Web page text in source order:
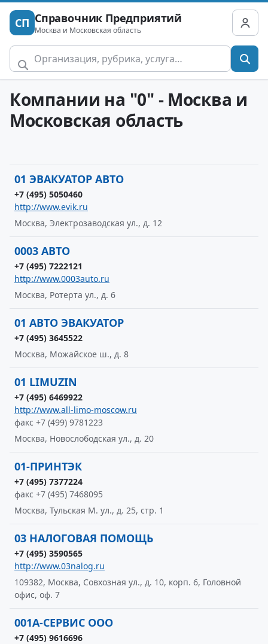
СП Справочник Предприятий
Москва и Московская область
Компании на "0" - Москва и
Московская область
01 ЭВАКУАТОР АВТО
+7 (495) 5050460
http://www.evik.ru
Москва, Электрозаводская ул., д. 12
0003 АВТО
+7 (495) 7222121
http://www.0003auto.ru
Москва, Ротерта ул., д. 6
01 АВТО ЭВАКУАТОР
+7 (495) 3645522
Москва, Можайское ш., д. 8
01 LIMUZIN
+7 (495) 6469922
http://www.all-limo-moscow.ru
факс +7 (499) 9781223
Москва, Новослободская ул., д. 20
01-ПРИНТЭК
+7 (495) 7377224
факс +7 (495) 7468095
Москва, Тульская М. ул., д. 25, стр. 1
03 НАЛОГОВАЯ ПОМОЩЬ
+7 (495) 3590565
http://www.03nalog.ru
109382, Москва, Совхозная ул., д. 10, корп. 6, Головной
офис, оф. 7
001А-СЕРВИС ООО
+7 (495) 9616696